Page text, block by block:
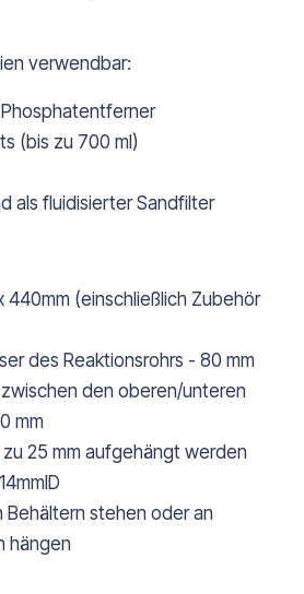
verwendbar:
(bis zu 700 ml)
als fluidisierter Sandfilter
440mm (einschließlich Zubehör
des Reaktionsrohrs - 80 mm
den oberen/unteren
mm
zu 25 mm aufgehängt werden
Behältern stehen oder an
hängen